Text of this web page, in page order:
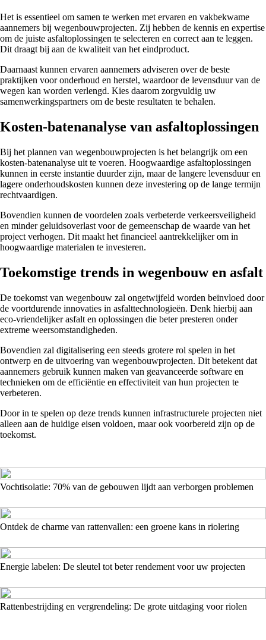
Het is essentieel om samen te werken met ervaren en vakbekwame
aannemers bij wegenbouwprojecten. Zij hebben de kennis en expertise
om de juiste asfaltoplossingen te selecteren en correct aan te leggen.
Dit draagt bij aan de kwaliteit van het eindproduct.
Daarnaast kunnen ervaren aannemers adviseren over de beste
praktijken voor onderhoud en herstel, waardoor de levensduur van de
wegen kan worden verlengd. Kies daarom zorgvuldig uw
samenwerkingspartners om de beste resultaten te behalen.
Kosten-batenanalyse van asfaltoplossingen
Bij het plannen van wegenbouwprojecten is het belangrijk om een
kosten-batenanalyse uit te voeren. Hoogwaardige asfaltoplossingen
kunnen in eerste instantie duurder zijn, maar de langere levensduur en
lagere onderhoudskosten kunnen deze investering op de lange termijn
rechtvaardigen.
Bovendien kunnen de voordelen zoals verbeterde verkeersveiligheid
en minder geluidsoverlast voor de gemeenschap de waarde van het
project verhogen. Dit maakt het financieel aantrekkelijker om in
hoogwaardige materialen te investeren.
Toekomstige trends in wegenbouw en asfalt
De toekomst van wegenbouw zal ongetwijfeld worden beïnvloed door
de voortdurende innovaties in asfalttechnologieën. Denk hierbij aan
eco-vriendelijker asfalt en oplossingen die beter presteren onder
extreme weersomstandigheden.
Bovendien zal digitalisering een steeds grotere rol spelen in het
ontwerp en de uitvoering van wegenbouwprojecten. Dit betekent dat
aannemers gebruik kunnen maken van geavanceerde software en
technieken om de efficiëntie en effectiviteit van hun projecten te
verbeteren.
Door in te spelen op deze trends kunnen infrastructurele projecten niet
alleen aan de huidige eisen voldoen, maar ook voorbereid zijn op de
toekomst.
Vochtisolatie: 70% van de gebouwen lijdt aan verborgen problemen
Ontdek de charme van rattenvallen: een groene kans in riolering
Energie labelen: De sleutel tot beter rendement voor uw projecten
Rattenbestrijding en vergrendeling: De grote uitdaging voor riolen